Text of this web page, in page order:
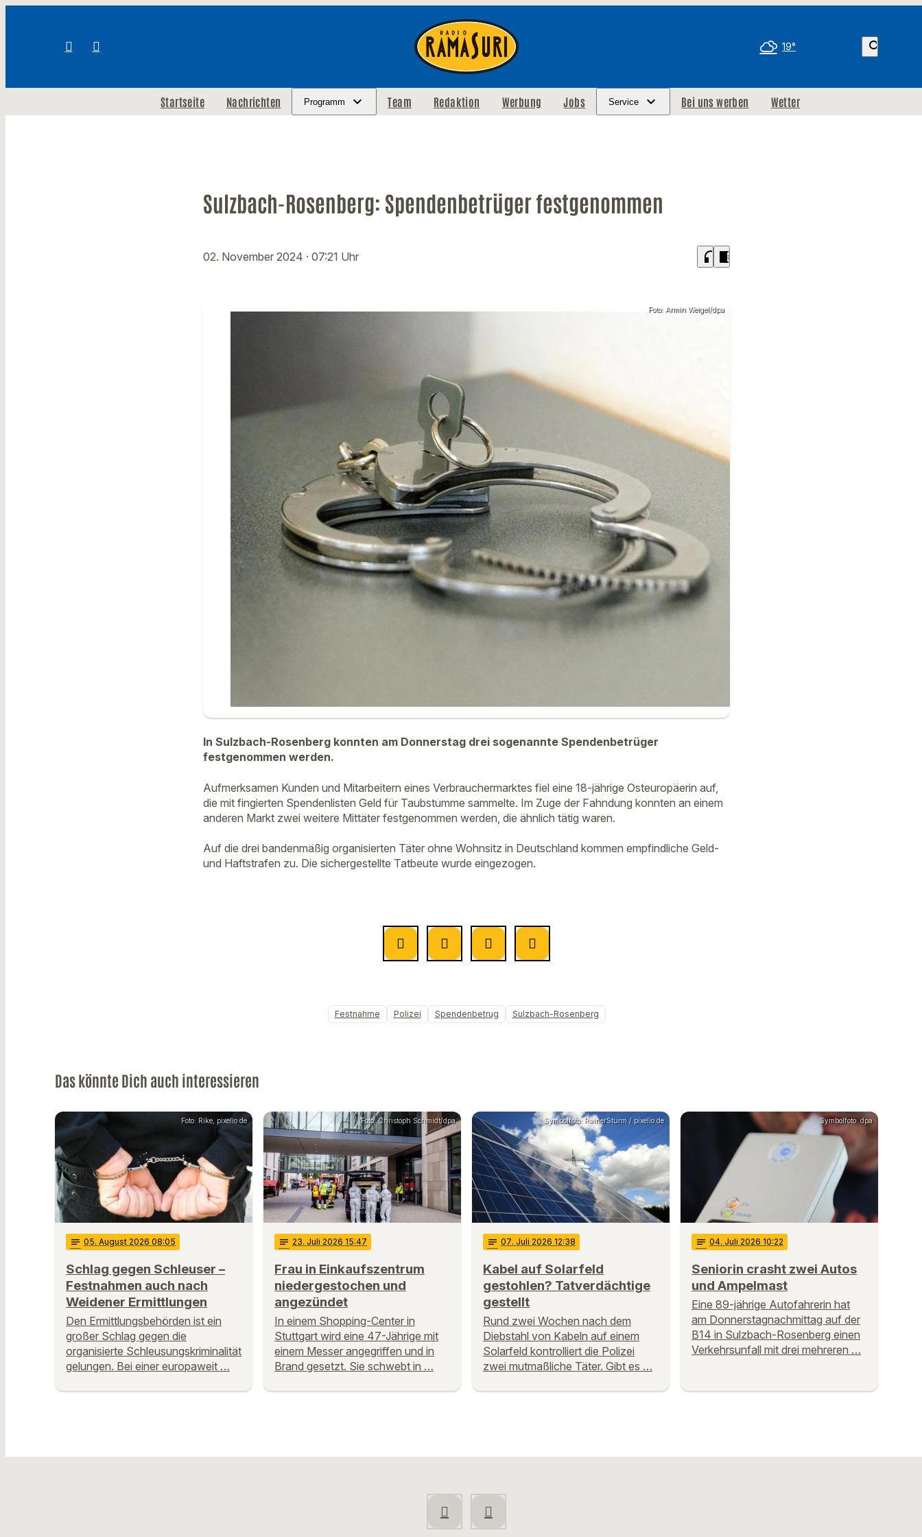
19° search
Startseite Nachrichten Programm Team Redaktion Werbung Jobs Service Bei uns werben Wetter
Sulzbach-Rosenberg: Spendenbetrüger festgenommen
02. November 2024 · 07:21 Uhr headphones chrome_reader_mode
Foto: Armin Weigel/dpa
In Sulzbach-Rosenberg konnten am Donnerstag drei sogenannte Spendenbetrüger
festgenommen werden.
Aufmerksamen Kunden und Mitarbeitern eines Verbrauchermarktes fiel eine 18-jährige Osteuropäerin auf,
die mit fingierten Spendenlisten Geld für Taubstumme sammelte. Im Zuge der Fahndung konnten an einem
anderen Markt zwei weitere Mittäter festgenommen werden, die ähnlich tätig waren.
Auf die drei bandenmäßig organisierten Täter ohne Wohnsitz in Deutschland kommen empfindliche Geld-
und Haftstrafen zu. Die sichergestellte Tatbeute wurde eingezogen.
Festnahme Polizei Spendenbetrug Sulzbach-Rosenberg
Das könnte Dich auch interessieren
Foto: Rike, pixelio.de
notes 05. August 2026 08:05
Schlag gegen Schleuser –
Festnahmen auch nach
Weidener Ermittlungen
Den Ermittlungsbehörden ist ein
großer Schlag gegen die
organisierte Schleusungskriminalität
gelungen. Bei einer europaweit …
Foto: Christoph Schmidt/dpa
notes 23. Juli 2026 15:47
Frau in Einkaufszentrum
niedergestochen und
angezündet
In einem Shopping-Center in
Stuttgart wird eine 47-Jährige mit
einem Messer angegriffen und in
Brand gesetzt. Sie schwebt in …
Symbolfoto: RainerSturm / pixelio.de
notes 07. Juli 2026 12:38
Kabel auf Solarfeld
gestohlen? Tatverdächtige
gestellt
Rund zwei Wochen nach dem
Diebstahl von Kabeln auf einem
Solarfeld kontrolliert die Polizei
zwei mutmaßliche Täter. Gibt es …
Symbolfoto: dpa
notes 04. Juli 2026 10:22
Seniorin crasht zwei Autos
und Ampelmast
Eine 89-jährige Autofahrerin hat
am Donnerstagnachmittag auf der
B14 in Sulzbach-Rosenberg einen
Verkehrsunfall mit drei mehreren …